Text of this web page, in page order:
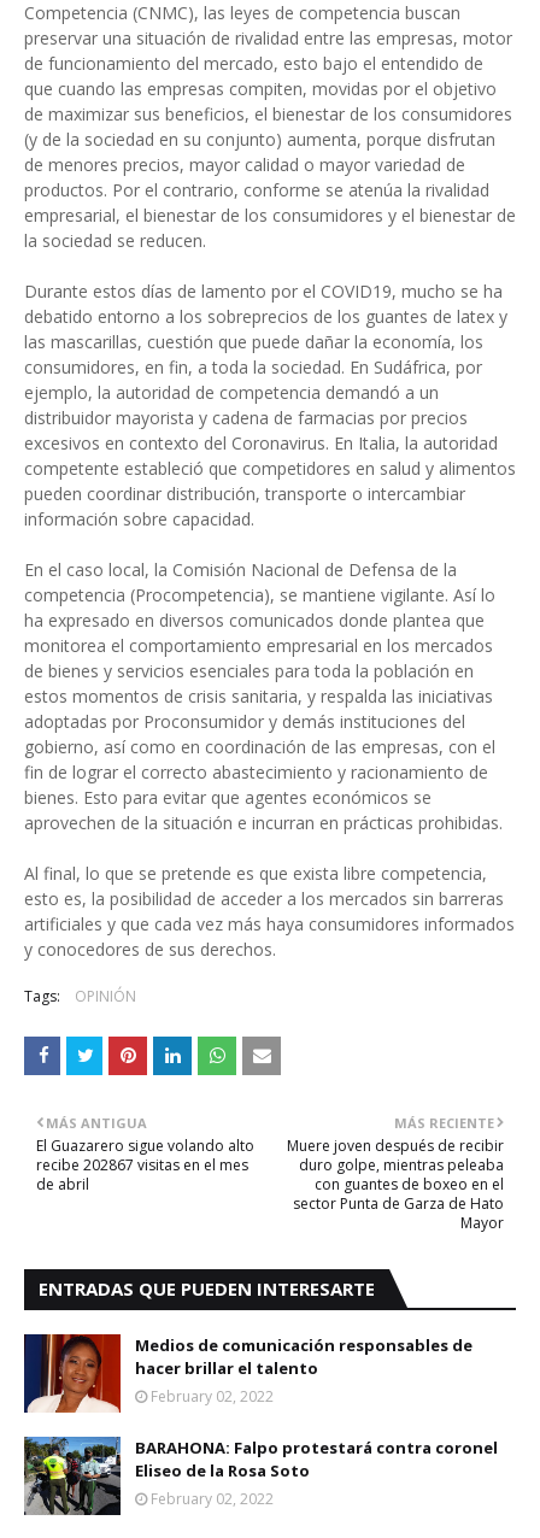
Competencia (CNMC), las leyes de competencia buscan
preservar una situación de rivalidad entre las empresas, motor
de funcionamiento del mercado, esto bajo el entendido de
que cuando las empresas compiten, movidas por el objetivo
de maximizar sus beneficios, el bienestar de los consumidores
(y de la sociedad en su conjunto) aumenta, porque disfrutan
de menores precios, mayor calidad o mayor variedad de
productos. Por el contrario, conforme se atenúa la rivalidad
empresarial, el bienestar de los consumidores y el bienestar de
la sociedad se reducen.
Durante estos días de lamento por el COVID19, mucho se ha
debatido entorno a los sobreprecios de los guantes de latex y
las mascarillas, cuestión que puede dañar la economía, los
consumidores, en fin, a toda la sociedad. En Sudáfrica, por
ejemplo, la autoridad de competencia demandó a un
distribuidor mayorista y cadena de farmacias por precios
excesivos en contexto del Coronavirus. En Italia, la autoridad
competente estableció que competidores en salud y alimentos
pueden coordinar distribución, transporte o intercambiar
información sobre capacidad.
En el caso local, la Comisión Nacional de Defensa de la
competencia (Procompetencia), se mantiene vigilante. Así lo
ha expresado en diversos comunicados donde plantea que
monitorea el comportamiento empresarial en los mercados
de bienes y servicios esenciales para toda la población en
estos momentos de crisis sanitaria, y respalda las iniciativas
adoptadas por Proconsumidor y demás instituciones del
gobierno, así como en coordinación de las empresas, con el
fin de lograr el correcto abastecimiento y racionamiento de
bienes. Esto para evitar que agentes económicos se
aprovechen de la situación e incurran en prácticas prohibidas.
Al final, lo que se pretende es que exista libre competencia,
esto es, la posibilidad de acceder a los mercados sin barreras
artificiales y que cada vez más haya consumidores informados
y conocedores de sus derechos.
Tags: OPINIÓN
MÁS RECIENTE
Muere joven después de recibir
duro golpe, mientras peleaba
con guantes de boxeo en el
sector Punta de Garza de Hato
Mayor
MÁS ANTIGUA
El Guazarero sigue volando alto
recibe 202867 visitas en el mes
de abril
ENTRADAS QUE PUEDEN INTERESARTE
Medios de comunicación responsables de
hacer brillar el talento
February 02, 2022
BARAHONA: Falpo protestará contra coronel
Eliseo de la Rosa Soto
February 02, 2022